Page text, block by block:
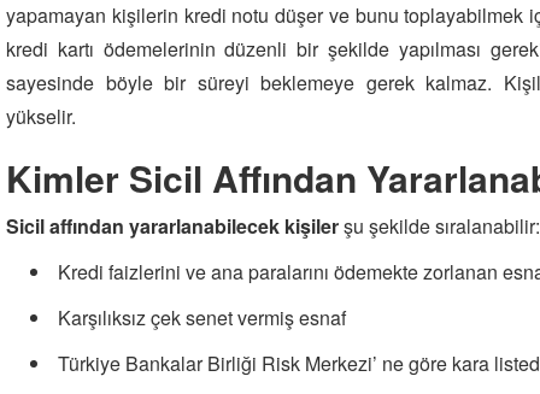
yapamayan kişilerin kredi notu düşer ve bunu toplayabilmek
kredi kartı ödemelerinin düzenli bir şekilde yapılması
sayesinde böyle bir süreyi beklemeye gerek kalmaz.
yükselir.
Kimler Sicil Affından
Sicil affından yararlanabilecek kişilerşu şekilde sıralanabilir:
Kredi faizlerini ve ana paralarını ödemekte zorlanan
Karşılıksız çek senet vermiş esnaf
Türkiye Bankalar Birliği Risk Merkezi’ ne göre kara